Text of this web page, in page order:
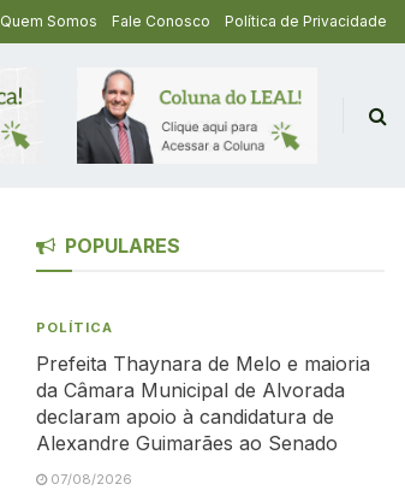
Quem Somos Fale Conosco Política de Privacidade
POPULARES
POLÍTICA
Prefeita Thaynara de Melo e maioria
da Câmara Municipal de Alvorada
declaram apoio à candidatura de
Alexandre Guimarães ao Senado
07/08/2026